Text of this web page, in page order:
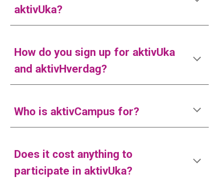
aktivUka?
How do you sign up for aktivUka
and aktivHverdag?
Who is aktivCampus for?
Does it cost anything to
participate in aktivUka?